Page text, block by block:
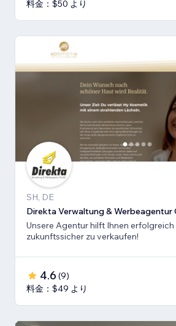
料金：$50 より
SH, DE
Direkta Verwaltung & Werbeagentur
Unsere Agentur hilft Ihnen erfolgreich
zukunftssicher zu verkaufen!
4.6 (9)
料金：$49 より